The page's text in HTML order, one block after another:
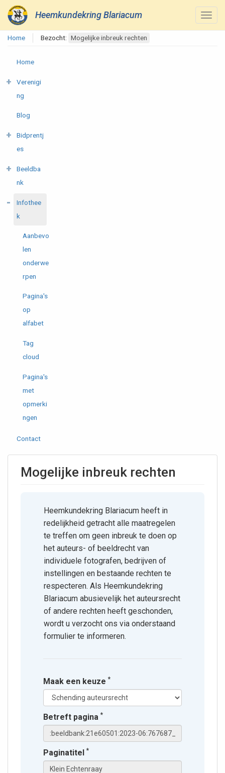
Heemkundekring Blariacum
Home Bezocht: Mogelijke inbreuk rechten
Home
Verenigi
ng
Blog
Bidprentj
es
Beeldba
nk
Infothee
k
Aanbevo
len
onderwe
rpen
Pagina's
op
alfabet
Tag
cloud
Pagina's
met
opmerki
ngen
Contact
Mogelijke inbreuk rechten
Heemkundekring Blariacum heeft in
redelijkheid getracht alle maatregelen
te treffen om geen inbreuk te doen op
het auteurs- of beeldrecht van
individuele fotografen, bedrijven of
instellingen en bestaande rechten te
respecteren. Als Heemkundekring
Blariacum abusievelijk het auteursrecht
of andere rechten heeft geschonden,
wordt u verzocht ons via onderstaand
formulier te informeren.
Maak een keuze *
Betreft pagina *
Paginatitel *